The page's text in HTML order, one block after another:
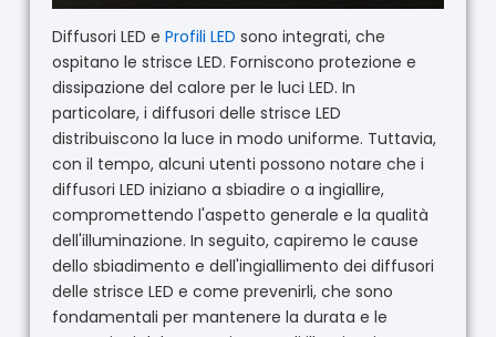
Diffusori LED e Profili LED sono integrati, che
ospitano le strisce LED. Forniscono protezione e
dissipazione del calore per le luci LED. In
particolare, i diffusori delle strisce LED
distribuiscono la luce in modo uniforme. Tuttavia,
con il tempo, alcuni utenti possono notare che i
diffusori LED iniziano a sbiadire o a ingiallire,
compromettendo l'aspetto generale e la qualità
dell'illuminazione. In seguito, capiremo le cause
dello sbiadimento e dell'ingiallimento dei diffusori
delle strisce LED e come prevenirli, che sono
fondamentali per mantenere la durata e le